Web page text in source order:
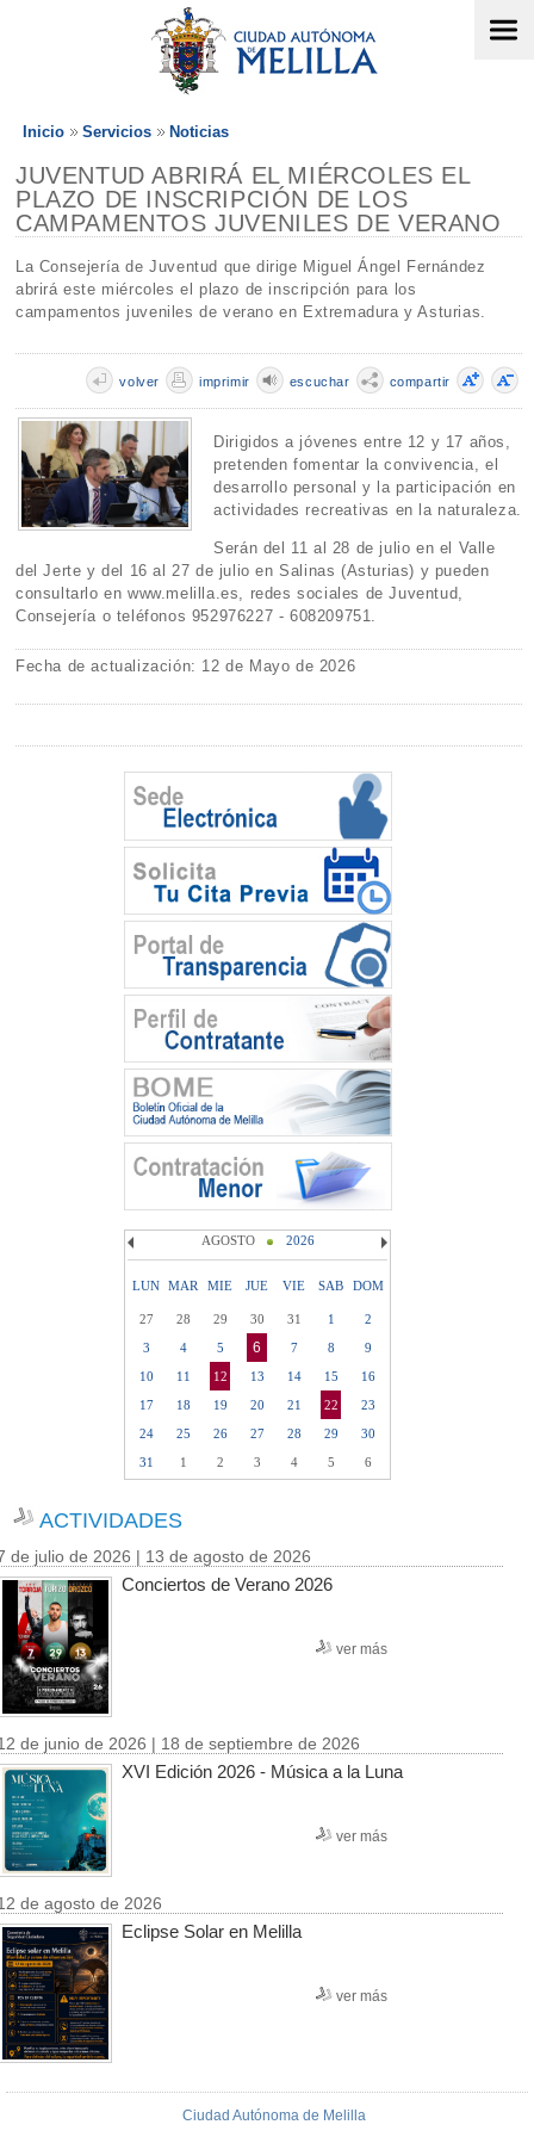
Inicio Servicios Noticias
JUVENTUD ABRIRÁ EL MIÉRCOLES EL
PLAZO DE INSCRIPCIÓN DE LOS
CAMPAMENTOS JUVENILES DE VERANO
La Consejería de Juventud que dirige Miguel Ángel Fernández
abrirá este miércoles el plazo de inscripción para los
campamentos juveniles de verano en Extremadura y Asturias.
compartir
escuchar
imprimir
volver
Dirigidos a jóvenes entre 12 y 17 años,
pretenden fomentar la convivencia, el
desarrollo personal y la participación en
actividades recreativas en la naturaleza.
Serán del 11 al 28 de julio en el Valle
del Jerte y del 16 al 27 de julio en Salinas (Asturias) y pueden
consultarlo en www.melilla.es, redes sociales de Juventud,
Consejería o teléfonos 952976227 - 608209751.
Fecha de actualización: 12 de Mayo de 2026
AGOSTO 2026
LUN MAR MIE JUE VIE SAB DOM
27 28 29 30 31 1
2
3
4 5 6 7 8
9
10
11 12 13 14 15
16
17
18 19 20 21 22
23
24
25 26 27 28 29
30
31
1 2 3 4 5 6
ACTIVIDADES
de julio de 2026 | 13 de agosto de 2026
Conciertos de Verano 2026
ver más
de junio de 2026 | 18 de septiembre de 2026
XVI Edición 2026 - Música a la Luna
ver más
de agosto de 2026
Eclipse Solar en Melilla
ver más
Ciudad Autónoma de Melilla